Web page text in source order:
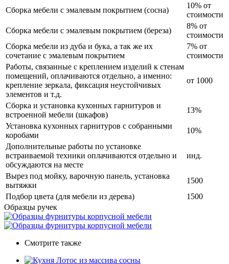
Сборка мебели с эмалевым покрытием (сосна)
10% от
стоимости
Сборка мебели с эмалевым покрытием (береза)
8% от
стоимости
Сборка мебели из дуба и бука, а так же их
сочетание с эмалевым покрытием
7% от
стоимости
Работы, связанные с креплением изделий к стенам
помещений, оплачиваются отдельно, а именно:
крепление зеркала, фиксация неустойчивых
элементов и т.д.
от 1000
Сборка и установка кухонных гарнитуров и
встроенной мебели (шкафов)
13%
Установка кухонных гарнитуров с собранными
коробами
10%
Дополнительные работы по установке
встраиваемой техники оплачиваются отдельно и
обсуждаются на месте
инд.
Вырез под мойку, варочную панель, установка
вытяжки
1500
Подбор цвета (для мебели из дерева)
1500
Образцы ручек
Смотрите также